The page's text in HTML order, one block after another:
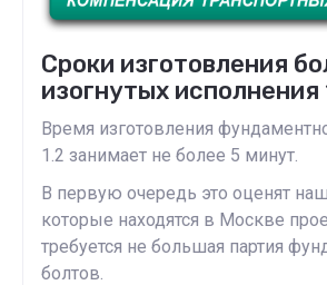
Сроки изготовления
изогнутых исполнения
Время изготовления
1.2 занимает не более 5 минут.
В первую очередь это оценят
которые находятся в Москве
требуется не большая партия
болтов.